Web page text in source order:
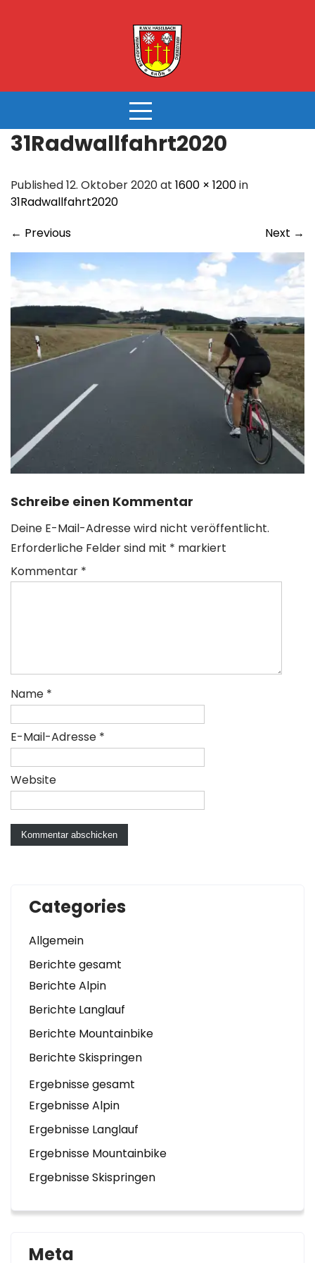
31Radwallfahrt2020
Published 12. Oktober 2020 at 1600 × 1200in
31Radwallfahrt2020
← Previous Next →
Schreibe einen Kommentar
Deine E-Mail-Adresse wird nicht veröffentlicht.
Erforderliche Felder sind mit * markiert
Kommentar *
Name *
E-Mail-Adresse *
Website
Categories
Allgemein
Berichte gesamt
Berichte Alpin
Berichte Langlauf
Berichte Mountainbike
Berichte Skispringen
Ergebnisse gesamt
Ergebnisse Alpin
Ergebnisse Langlauf
Ergebnisse Mountainbike
Ergebnisse Skispringen
Meta